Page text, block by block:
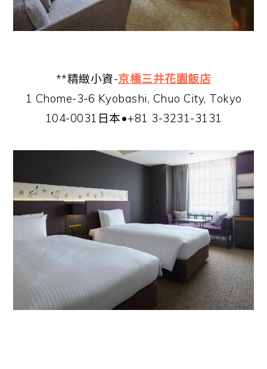
**精緻小資-京橋三井花園飯店
1 Chome-3-6 Kyobashi, Chuo City, Tokyo
104-0031日本•+81 3-3231-3131